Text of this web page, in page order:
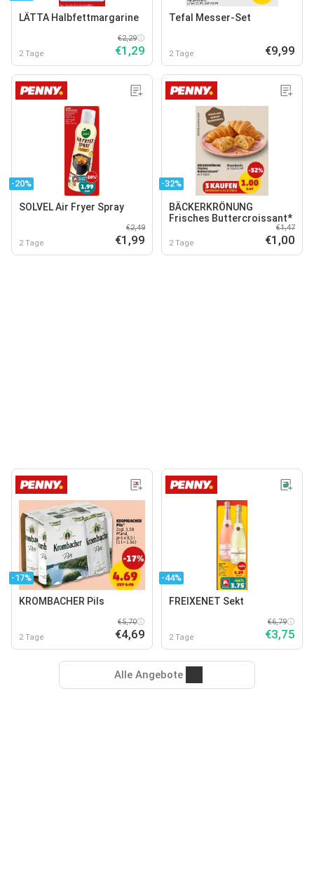
LÄTTA Halbfettmargarine
2 Tage
€2,29
€1,29
Tefal Messer-Set
2 Tage €9,99
-20%
SOLVEL Air Fryer Spray
2 Tage
€2,49
€1,99
-32%
BÄCKERKRÖNUNG
Frisches Buttercroissant*
2 Tage
€1,47
€1,00
-17%
KROMBACHER Pils
2 Tage
€5,70
€4,69
-44%
FREIXENET Sekt
2 Tage
€6,79
€3,75
Alle Angebote